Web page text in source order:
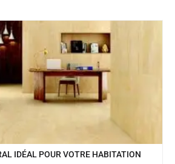
IDÉAL POUR VOTRE HABITATION